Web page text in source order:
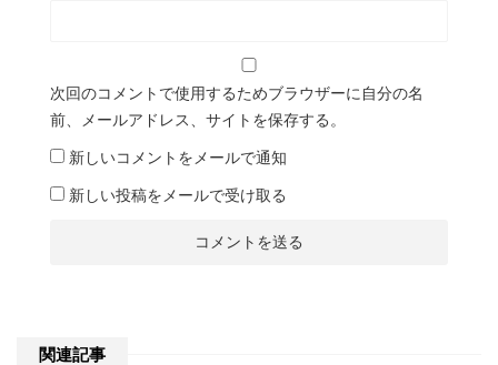
次回のコメントで使用するためブラウザーに自分の名
前、メールアドレス、サイトを保存する。
新しいコメントをメールで通知
新しい投稿をメールで受け取る
関連記事